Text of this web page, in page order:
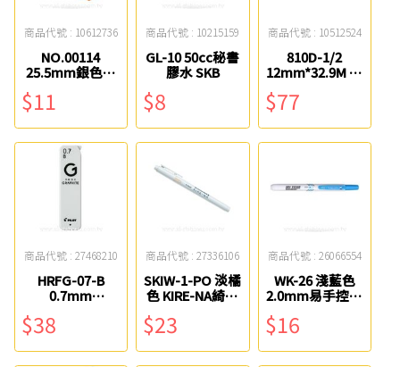
商品代號 : 10612736
NO.00114
25.5mm銀色三
入) ABEL
$11
商品代號 : 10215159
GL-10 50cc秘書
膠水 SKB
$8
商品代號 : 10512524
810D-1/2
12mm*32.9M 隱
台 3M
$77
商品代號 : 27468210
HRFG-07-B
0.7mm
鉛筆芯 PILOT
$38
商品代號 : 27336106
SKIW-1-PO 淡橘
色 KIRE-NA綺麗
$23
商品代號 : 26066554
WK-26 淺藍色
2.0mm易手控按
$16